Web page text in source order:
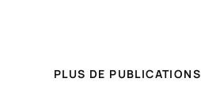
PLUS DE PUBLICATIONS